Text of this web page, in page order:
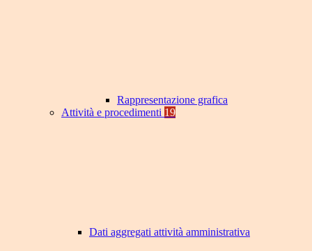
Rappresentazione grafica
Attività e procedimenti 19
Dati aggregati attività amministrativa